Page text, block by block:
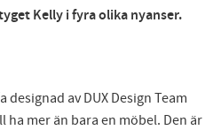
Kelly i fyra olika nyanser.
av DUX Design Team
ha mer än bara en möbel. Den är